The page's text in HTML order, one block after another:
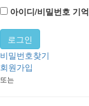
아이디/비밀번호 기억
비밀번호찾기
회원가입
또는